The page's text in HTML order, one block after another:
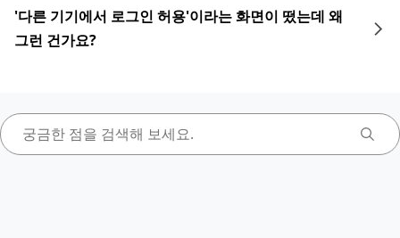
'다른 기기에서 로그인 허용'이라는 화면이 떴는데 왜
그런 건가요?